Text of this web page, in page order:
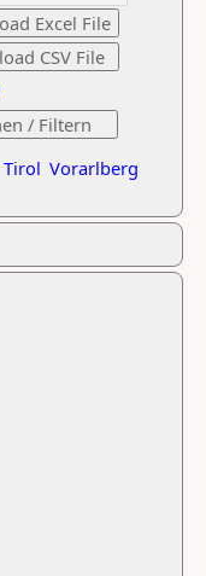
Tirol Vorarlberg